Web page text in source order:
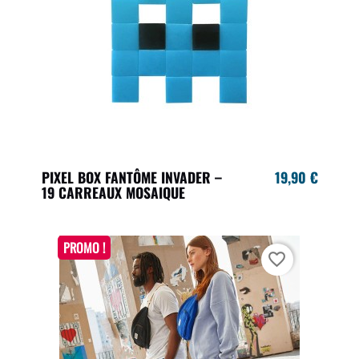
PIXEL BOX FANTÔME INVADER –
19 CARREAUX MOSAIQUE
19,90 €
PROMO !
favorite_border